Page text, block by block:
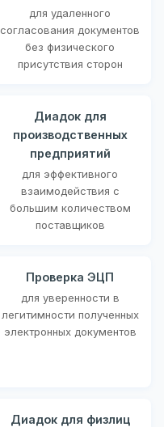
для удаленного
согласования документов
без физического
присутствия сторон
Диадок для
производственных
предприятий
для эффективного
взаимодействия с
большим количеством
поставщиков
Проверка ЭЦП
для уверенности в
легитимности полученных
электронных документов
Диадок для физлиц